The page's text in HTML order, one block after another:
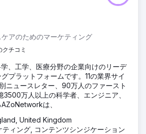
アのためのマーケティング
クチコミ
、工学、医療分野の企業向けのリーデ
プラットフォームです。11の業界サイ
ニュースレター、90万人のファースト
3500万人以上の科学者、エンジニア、
は、
United Kingdom
ティング, コンテンツシンジケーション